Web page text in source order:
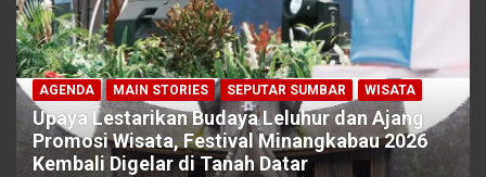
AGENDA MAIN STORIES SEPUTAR SUMBAR WISATA
Upaya Lestarikan Budaya Leluhur dan Ajang
Promosi Wisata, Festival Minangkabau 2026
Kembali Digelar di Tanah Datar